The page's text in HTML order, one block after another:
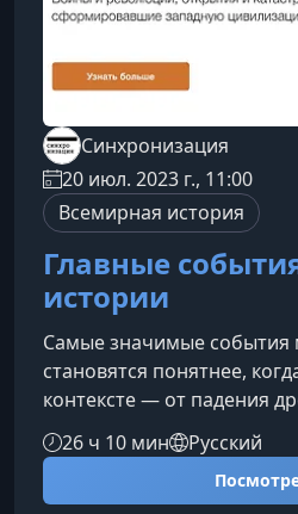
Синхронизация
20 июл. 2023 г., 11:00
Всемирная история
Главные
истории
Самые значимые события
становятся понятнее,
контексте — от падения
технологических и
трансформаций XX века.
структурировать
26 ч 10 мин Русский